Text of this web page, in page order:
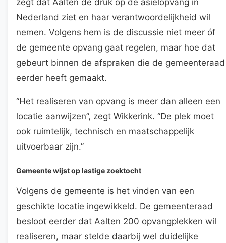
Nederland ziet en haar verantwoordelijkheid wil
nemen. Volgens hem is de discussie niet meer óf
de gemeente opvang gaat regelen, maar hoe dat
gebeurt binnen de afspraken die de gemeenteraad
eerder heeft gemaakt.
“Het realiseren van opvang is meer dan alleen een
locatie aanwijzen”, zegt Wikkerink. “De plek moet
ook ruimtelijk, technisch en maatschappelijk
uitvoerbaar zijn.”
Gemeente wijst op lastige zoektocht
Volgens de gemeente is het vinden van een
geschikte locatie ingewikkeld. De gemeenteraad
besloot eerder dat Aalten 200 opvangplekken wil
realiseren, maar stelde daarbij wel duidelijke